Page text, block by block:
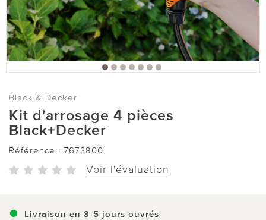
Black & Decker
Kit d'arrosage 4 pièces
Black+Decker
Référence : 7673800
Voir l'évaluation
Livraison en 3-5 jours ouvrés